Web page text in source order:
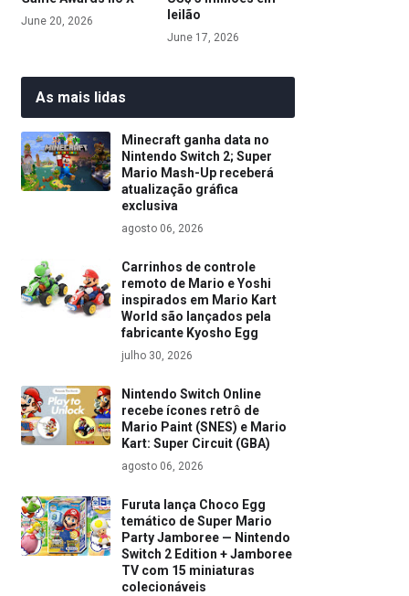
June 20, 2026
leilão
June 17, 2026
As mais lidas
Minecraft ganha data no
Nintendo Switch 2; Super
Mario Mash-Up receberá
atualização gráfica
exclusiva
agosto 06, 2026
Carrinhos de controle
remoto de Mario e Yoshi
inspirados em Mario Kart
World são lançados pela
fabricante Kyosho Egg
julho 30, 2026
Nintendo Switch Online
recebe ícones retrô de
Mario Paint (SNES) e Mario
Kart: Super Circuit (GBA)
agosto 06, 2026
Furuta lança Choco Egg
temático de Super Mario
Party Jamboree — Nintendo
Switch 2 Edition + Jamboree
TV com 15 miniaturas
colecionáveis